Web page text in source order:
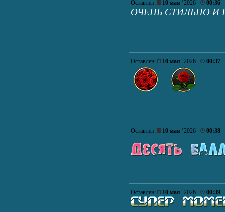
Оставлен: 10 мая ’2026 00:36
ОЧЕНЬ СТИЛЬНО
Оставлен: 10 мая ’2026 00:37
Оставлен: 10 мая ’2026 00:38
Оставлен: 10 мая ’2026 00:39